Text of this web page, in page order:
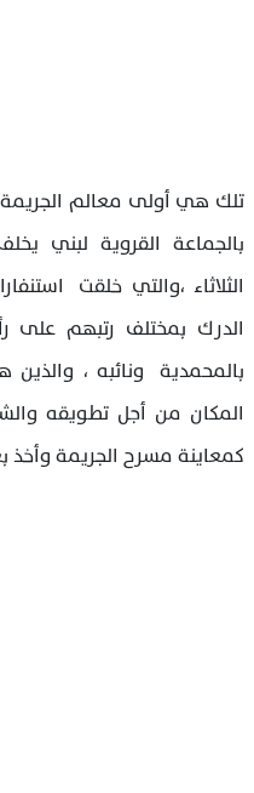
تلك هي أولى معالم الجريمة
بالجماعة القروية لبني
الثلاثاء ،والتي خلقت
الدرك بمختلف رتبهم على
بالمحمدية ونائبه ،
المكان من أجل تطويقه
كمعاينة مسرح الجريمة وأخذ